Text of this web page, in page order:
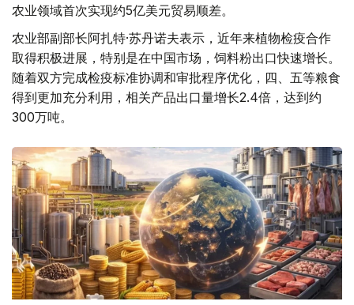
农业领域首次实现约5亿美元贸易顺差。
农业部副部长阿扎特·苏丹诺夫表示，近年来植物检疫合作
取得积极进展，特别是在中国市场，饲料粉出口快速增长。
随着双方完成检疫标准协调和审批程序优化，四、五等粮食
得到更加充分利用，相关产品出口量增长2.4倍，达到约
300万吨。